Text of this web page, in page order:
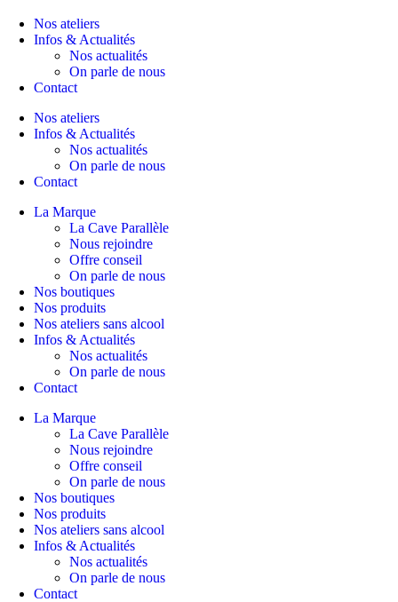
Nos ateliers
Infos & Actualités
Nos actualités
On parle de nous
Contact
Nos ateliers
Infos & Actualités
Nos actualités
On parle de nous
Contact
La Marque
La Cave Parallèle
Nous rejoindre
Offre conseil
On parle de nous
Nos boutiques
Nos produits
Nos ateliers sans alcool
Infos & Actualités
Nos actualités
On parle de nous
Contact
La Marque
La Cave Parallèle
Nous rejoindre
Offre conseil
On parle de nous
Nos boutiques
Nos produits
Nos ateliers sans alcool
Infos & Actualités
Nos actualités
On parle de nous
Contact